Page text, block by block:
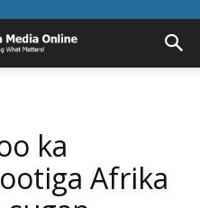
ka
Afrika